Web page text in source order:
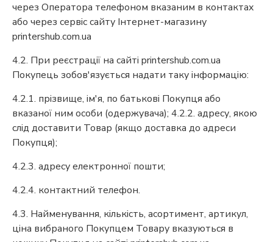
через Оператора телефоном вказаним в контактах
або через сервіс сайту Інтернет-магазину
printershub.com.ua
4.2. При реєстрації на сайті printershub.com.ua
Покупець зобов'язується надати таку інформацію:
4.2.1. прізвище, ім'я, по батькові Покупця або
вказаної ним особи (одержувача); 4.2.2. адресу, якою
слід доставити Товар (якщо доставка до адреси
Покупця);
4.2.3. адресу електронної пошти;
4.2.4. контактний телефон.
4.3. Найменування, кількість, асортимент, артикул,
ціна вибраного Покупцем Товару вказуються в